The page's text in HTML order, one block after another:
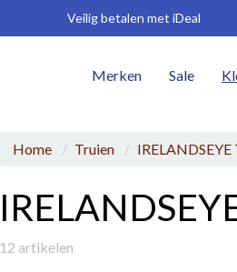
Veilig betalen met iDeal
Merken Sale
Home Truien
12 artikelen